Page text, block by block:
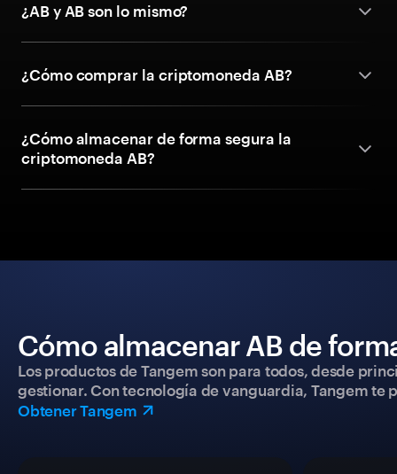
¿AB y AB son lo mismo?
¿Cómo comprar la criptomoneda AB?
¿Cómo almacenar de forma segura la
criptomoneda AB?
Cómo almacenar AB de
Los productos de Tangem son para todos, desde
gestionar. Con tecnología de vanguardia, Tangem
Obtener Tangem